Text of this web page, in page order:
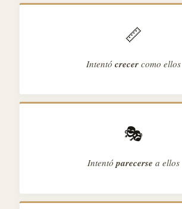
📏
Intentó crecercomo ellos
🎭
Intentóparecerse a ellos